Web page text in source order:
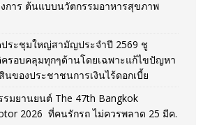
การ ต้นแบบนวัตกรรมอาหารสุขภาพ
ระชุมใหญ่สามัญประจำปี 2569 ชู
รอบคลุมทุกๆด้านโดยเฉพาะแก้ไขปัญหา
นของประชาชนการเงินไร้ดอกเบี้ย
รมยานยนต์ The 47th Bangkok
2026 ที่คนรักรถ ไม่ควรพลาด 25 มีค.